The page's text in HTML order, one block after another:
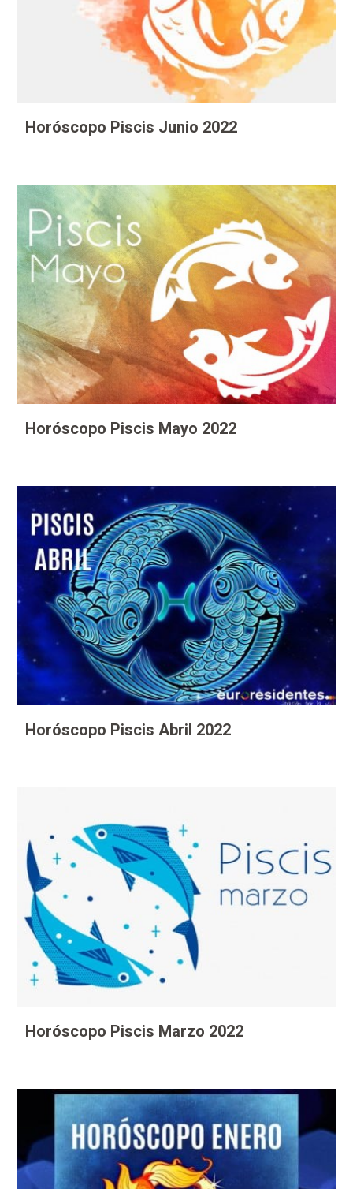
Horóscopo Piscis Junio 2022
Horóscopo Piscis Mayo 2022
Horóscopo Piscis Abril 2022
Horóscopo Piscis Marzo 2022